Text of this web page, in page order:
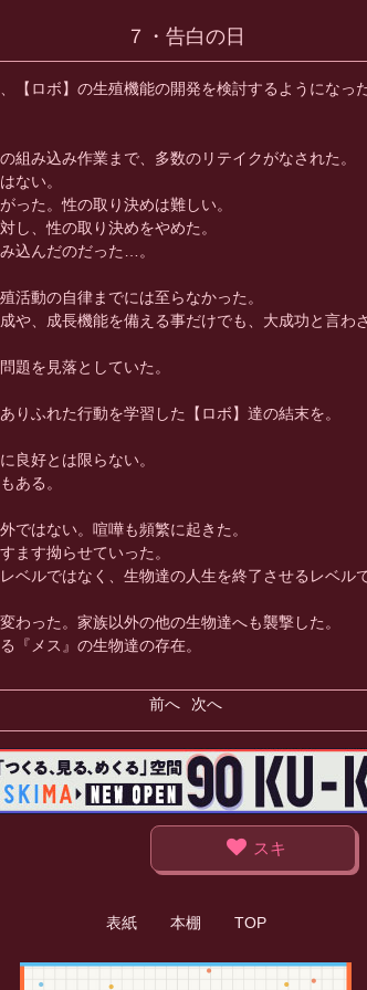
７・告白の日
【ロボ】の生殖機能の開発を検討するようになった
組み込み作業まで、多数のリテイクがなされた。
ない。
った。性の取り決めは難しい。
し、性の取り決めをやめた。
込んだのだった…。
活動の自律までには至らなかった。
や、成長機能を備える事だけでも、大成功と言わ
題を見落としていた。
りふれた行動を学習した【ロボ】達の結末を。
良好とは限らない。
ある。
ではない。喧嘩も頻繁に起きた。
ます拗らせていった。
ベルではなく、生物達の人生を終了させるレベル
わった。家族以外の他の生物達へも襲撃した。
『メス』の生物達の存在。
前へ 次へ
スキ
表紙 本棚 TOP